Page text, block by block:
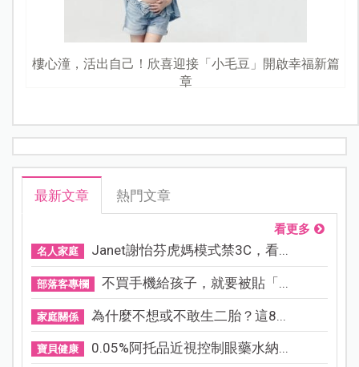
樓心潼，活出自己！欣喜迎接「小毛豆」開啟幸福新篇
章
最新文章 熱門文章
看更多
名人家庭 Janet謝怡芬虎媽模式禁3C，看...
部落客專欄 不買手機給孩子，就要被貼「...
家庭關係 為什麼不想或不敢生二胎？這8...
寶貝健康 0.05%阿托品近視控制眼藥水納...